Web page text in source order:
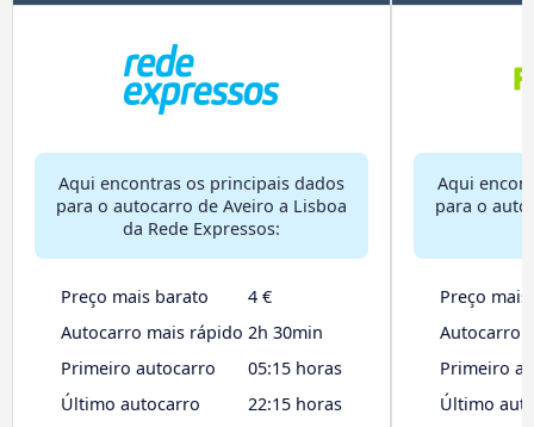
Aqui encontras os principais dados
para o autocarro de Aveiro a Lisboa
da Rede Expressos:
Preço mais barato
4 €
Autocarro mais rápido 2h 30min
Primeiro autocarro
05:15 horas
Último autocarro
22:15 horas
Aqui
para o
Preço
Autocarro
Primeiro
Último